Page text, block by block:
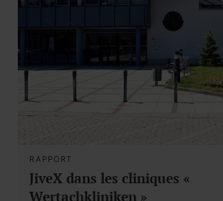
RAPPORT
JiveX dans les cliniques «
Wertachkliniken »